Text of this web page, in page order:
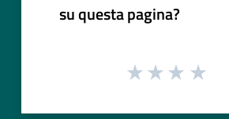
su questa pagina?